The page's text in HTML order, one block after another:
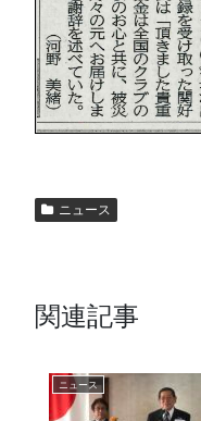
ニュース
関連記事
ニュース